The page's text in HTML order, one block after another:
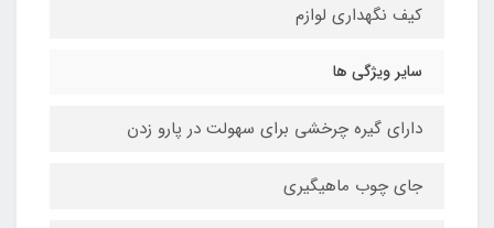
کیف نگهداری لوازم
سایر ویژگی ها
دارای گیره چرخشی برای سهولت در پارو زدن
جای چوب ماهیگیری